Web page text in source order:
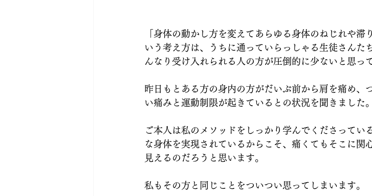
「身体の動かし方を変えてあらゆる身体のねじれや滞
いう考え方は、うちに通っていらっしゃる生徒さんた
んなり受け入れられる人の方が圧倒的に少ないと思っ
昨日もとある方の身内の方がだいぶ前から肩を痛め、
い痛みと運動制限が起きているとの状況を聞きました。
ご本人は私のメソッドをしっかり学んでくださってい
な身体を実現されているからこそ、痛くてもそこに関
見えるのだろうと思います。
私もその方と同じことをついつい思ってしまいます。